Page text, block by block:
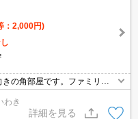
：2,000円)
の角部屋です。ファミリー
カワチ薬品上荒川店まで徒
わき
詳細を見る